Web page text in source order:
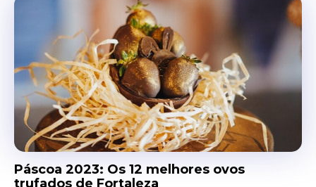
Páscoa 2023: Os 12 melhores ovos
trufados de Fortaleza